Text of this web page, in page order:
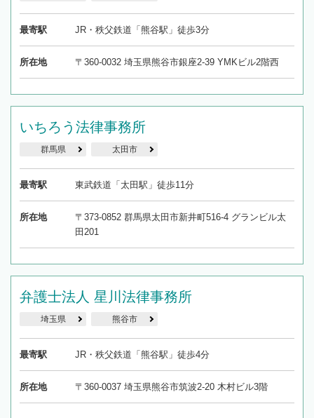
最寄駅 JR・秩父鉄道「熊谷駅」徒歩3分
所在地 〒360-0032 埼玉県熊谷市銀座2-39 YMKビル2階西
いちろう法律事務所
群馬県 太田市
最寄駅 東武鉄道「太田駅」徒歩11分
所在地
〒373-0852 群馬県太田市新井町516-4 グランビル太
田201
弁護士法人 星川法律事務所
埼玉県 熊谷市
最寄駅 JR・秩父鉄道「熊谷駅」徒歩4分
所在地 〒360-0037 埼玉県熊谷市筑波2-20 木村ビル3階